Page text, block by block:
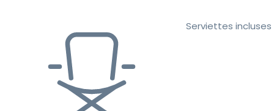
Serviettes incluses